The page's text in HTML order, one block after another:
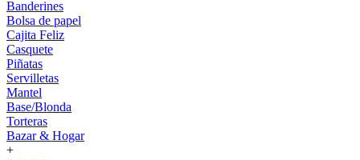
Banderines
Bolsa de papel
Cajita Feliz
Casquete
Piñatas
Servilletas
Mantel
Base/Blonda
Torteras
Bazar & Hogar
+